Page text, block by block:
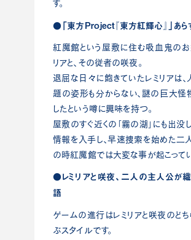
す。
●「東⽅Project『東⽅紅輝⼼』」あら
紅魔館という屋敷に住む吸⾎⻤のお
リアと、その従者の咲夜。
退屈な⽇々に飽きていたレミリアは
題の姿形も分からない、謎の巨⼤怪
したという噂に興味を持つ。
屋敷のすぐ近くの「霧の湖」にも出没
情報を⼊⼿し、早速捜索を始めた⼆
の時紅魔館では⼤変な事が起こって
●レミリアと咲夜、⼆⼈の主⼈公が
語
ゲームの進⾏はレミリアと咲夜のど
ぶスタイルです。